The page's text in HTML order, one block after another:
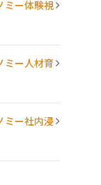
ミー体験視
ミー人材育
ミー社内浸